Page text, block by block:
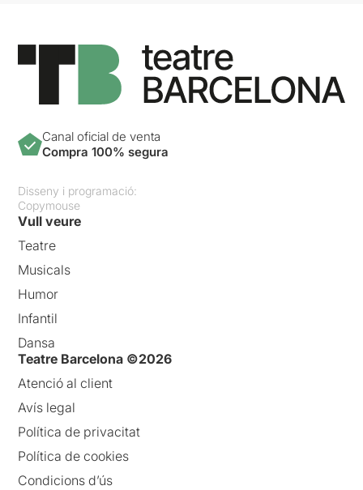
Canal oficial de venta
Compra 100% segura
Disseny i programació:
Copymouse
Vull veure
Teatre
Musicals
Humor
Infantil
Dansa
Teatre Barcelona ©2026
Atenció al client
Avís legal
Política de privacitat
Política de cookies
Condicions d’ús